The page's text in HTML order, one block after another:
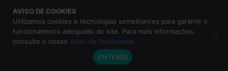
© 2026 Sindicato dos Servidores Municipais de Caxias do
Aviso de Privacidade
AVISO DE COOKIES
Utilizamos cookies e tecnologias semelhantes para garantir o
funcionamento adequado do site. Para mais informações,
consulte o nosso Aviso de Privacidade
ENTENDI